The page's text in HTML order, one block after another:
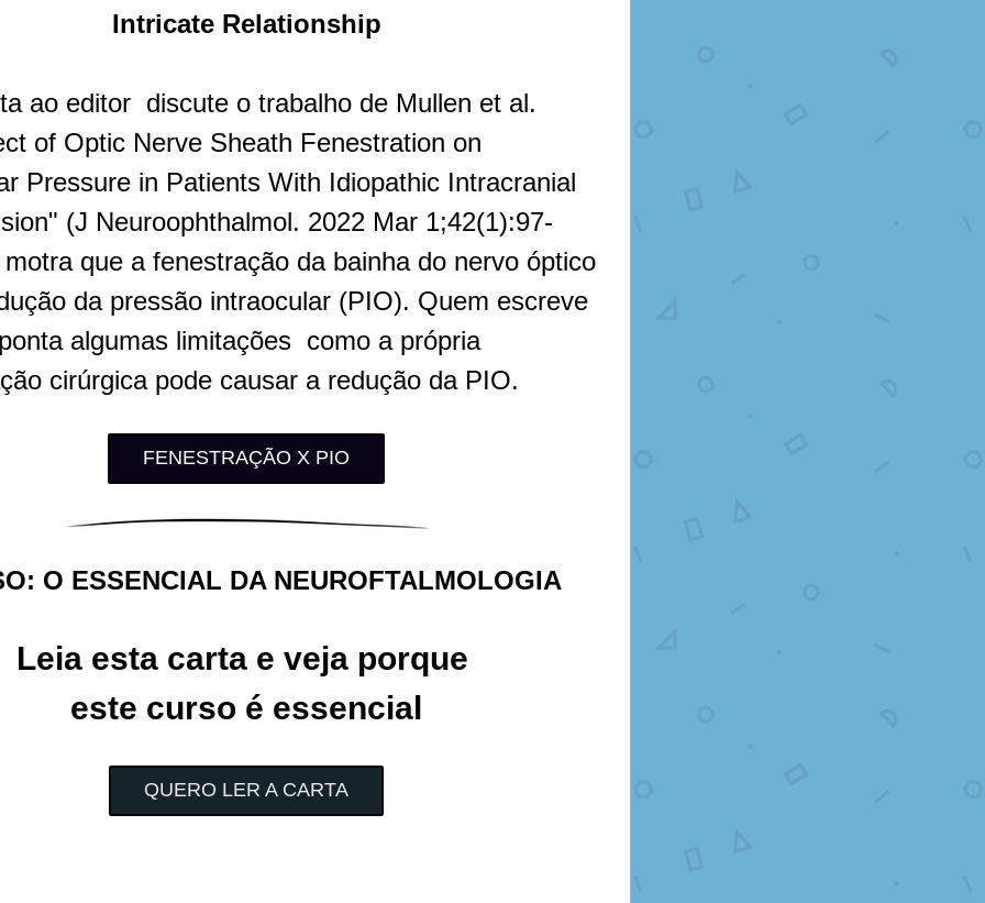
Intricate Relationship
ao editor  discute o trabalho de Mullen et al.
of Optic Nerve Sheath Fenestration on
Pressure in Patients With Idiopathic Intracranial
(J Neuroophthalmol. 2022 Mar 1;42(1):97-
que a fenestração da bainha do nervo óptico
da pressão intraocular (PIO). Quem escreve
algumas limitações  como a própria
cirúrgica pode causar a redução da PIO.
FENESTRAÇÃO X PIO
O ESSENCIAL DA NEUROFTALMOLOGIA
Leia esta carta e veja porque
este curso é essencial
QUERO LER A CARTA